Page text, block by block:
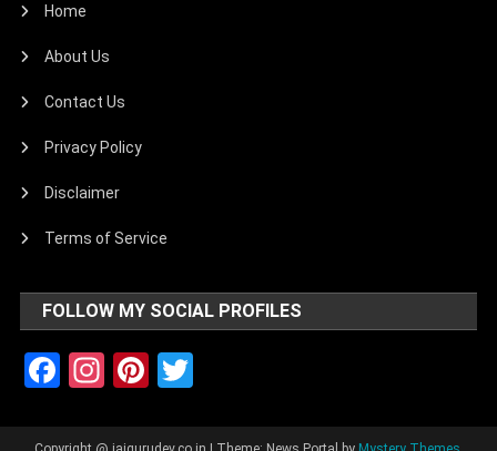
Home
About Us
Contact Us
Privacy Policy
Disclaimer
Terms of Service
FOLLOW MY SOCIAL PROFILES
Facebook
Instagram
Pinterest